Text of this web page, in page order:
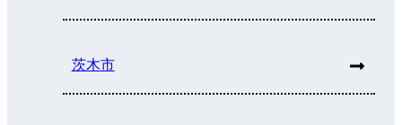
茨木市